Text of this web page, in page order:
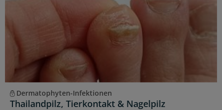
Dermatophyten-Infektionen
Thailandpilz, Tierkontakt & Nagelpilz